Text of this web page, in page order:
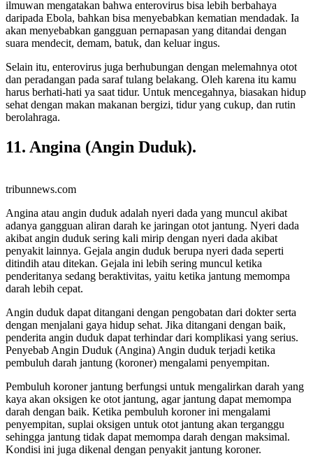
ilmuwan mengatakan bahwa enterovirus bisa lebih berbahaya
daripada Ebola, bahkan bisa menyebabkan kematian mendadak. Ia
akan menyebabkan gangguan pernapasan yang ditandai dengan
suara mendecit, demam, batuk, dan keluar ingus.
Selain itu, enterovirus juga berhubungan dengan melemahnya otot
dan peradangan pada saraf tulang belakang. Oleh karena itu kamu
harus berhati-hati ya saat tidur. Untuk mencegahnya, biasakan hidup
sehat dengan makan makanan bergizi, tidur yang cukup, dan rutin
berolahraga.
11. Angina (Angin Duduk).
tribunnews.com
Angina atau angin duduk adalah nyeri dada yang muncul akibat
adanya gangguan aliran darah ke jaringan otot jantung. Nyeri dada
akibat angin duduk sering kali mirip dengan nyeri dada akibat
penyakit lainnya. Gejala angin duduk berupa nyeri dada seperti
ditindih atau ditekan. Gejala ini lebih sering muncul ketika
penderitanya sedang beraktivitas, yaitu ketika jantung memompa
darah lebih cepat.
Angin duduk dapat ditangani dengan pengobatan dari dokter serta
dengan menjalani gaya hidup sehat. Jika ditangani dengan baik,
penderita angin duduk dapat terhindar dari komplikasi yang serius.
Penyebab Angin Duduk (Angina) Angin duduk terjadi ketika
pembuluh darah jantung (koroner) mengalami penyempitan.
Pembuluh koroner jantung berfungsi untuk mengalirkan darah yang
kaya akan oksigen ke otot jantung, agar jantung dapat memompa
darah dengan baik. Ketika pembuluh koroner ini mengalami
penyempitan, suplai oksigen untuk otot jantung akan terganggu
sehingga jantung tidak dapat memompa darah dengan maksimal.
Kondisi ini juga dikenal dengan penyakit jantung koroner.